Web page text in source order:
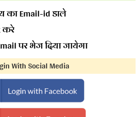
P
का Email-id डाले
करे
पर भेज दिया जायेगा
With Social Media